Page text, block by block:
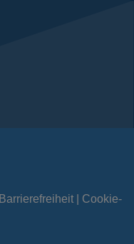
Barrierefreiheit
Cookie-